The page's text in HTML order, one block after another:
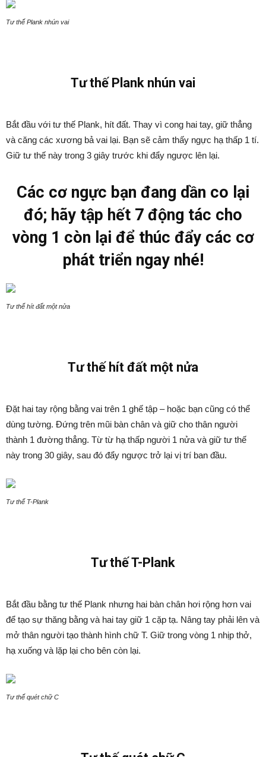
Tư thế Plank nhún vai
Tư thế Plank nhún vai
Bắt đầu với tư thế Plank, hít đất. Thay vì cong hai tay, giữ thẳng
và căng các xương bả vai lại. Bạn sẽ cảm thấy ngực hạ thấp 1 tí.
Giữ tư thế này trong 3 giây trước khi đẩy ngược lên lại.
Các cơ ngực bạn đang dần co lại
đó; hãy tập hết 7 động tác cho
vòng 1 còn lại để thúc đẩy các cơ
phát triển ngay nhé!
Tư thế hít đất một nửa
Tư thế hít đất một nửa
Đặt hai tay rộng bằng vai trên 1 ghế tập – hoặc bạn cũng có thể
dùng tường. Đứng trên mũi bàn chân và giữ cho thân người
thành 1 đường thẳng. Từ từ hạ thấp người 1 nửa và giữ tư thế
này trong 30 giây, sau đó đẩy ngược trở lại vị trí ban đầu.
Tư thế T-Plank
Tư thế T-Plank
Bắt đầu bằng tư thế Plank nhưng hai bàn chân hơi rộng hơn vai
để tạo sự thăng bằng và hai tay giữ 1 cặp tạ. Nâng tay phải lên và
mở thân người tạo thành hình chữ T. Giữ trong vòng 1 nhịp thở,
hạ xuống và lặp lại cho bên còn lại.
Tư thế quét chữ C